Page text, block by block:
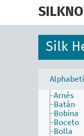
Silk
faceta
faceta
faceta
faceta
faceta
Aguja
Arnés
Batán
Bobina
Boceto
Bolla